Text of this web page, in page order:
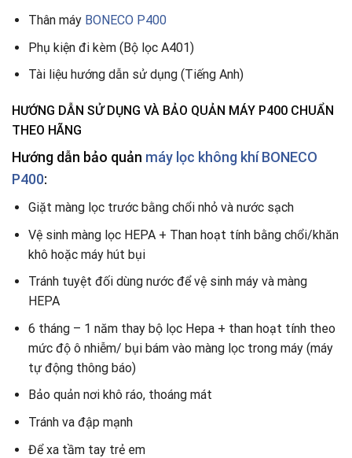
Thân máy BONECO P400
Phụ kiện đi kèm (Bộ lọc A401)
Tài liệu hướng dẫn sử dụng (Tiếng Anh)
HƯỚNG DẪN SỬ DỤNG VÀ BẢO QUẢN MÁY P400 CHUẨN
THEO HÃNG
Hướng dẫn bảo quản máy lọc không khí BONECO
P400:
Giặt màng lọc trước bằng chổi nhỏ và nước sạch
Vệ sinh màng lọc HEPA + Than hoạt tính bằng chổi/khăn
khô hoặc máy hút bụi
Tránh tuyệt đối dùng nước để vệ sinh máy và màng
HEPA
6 tháng – 1 năm thay bộ lọc Hepa + than hoạt tính theo
mức độ ô nhiễm/ bụi bám vào màng lọc trong máy (máy
tự động thông báo)
Bảo quản nơi khô ráo, thoáng mát
Tránh va đập mạnh
Để xa tầm tay trẻ em